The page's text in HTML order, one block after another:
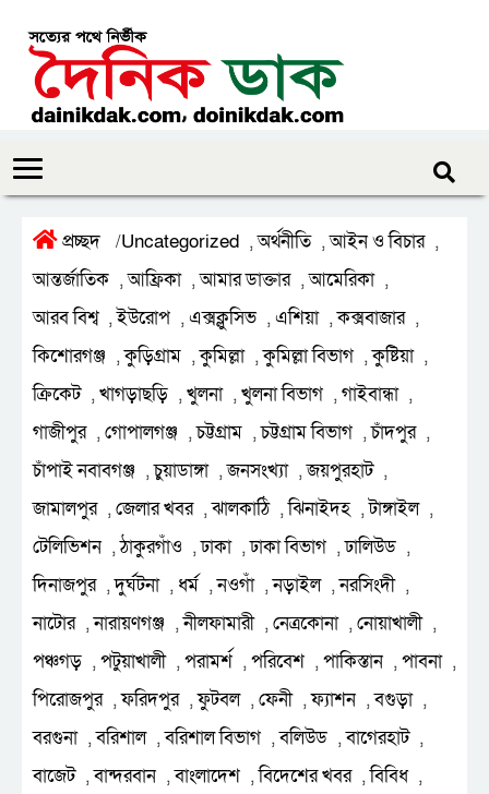
প্রচ্ছদ /Uncategorized ,অর্থনীতি ,আইন ও বিচার ,
আন্তর্জাতিক ,আফ্রিকা ,আমার ডাক্তার ,আমেরিকা ,
আরব বিশ্ব ,ইউরোপ ,এক্সক্লুসিভ ,এশিয়া ,কক্সবাজার ,
কিশোরগঞ্জ ,কুড়িগ্রাম ,কুমিল্লা ,কুমিল্লা বিভাগ ,কুষ্টিয়া ,
ক্রিকেট ,খাগড়াছড়ি ,খুলনা ,খুলনা বিভাগ ,গাইবান্ধা ,
গাজীপুর ,গোপালগঞ্জ ,চট্টগ্রাম ,চট্টগ্রাম বিভাগ ,চাঁদপুর ,
চাঁপাই নবাবগঞ্জ ,চুয়াডাঙ্গা ,জনসংখ্যা ,জয়পুরহাট ,
জামালপুর ,জেলার খবর ,ঝালকাঠি ,ঝিনাইদহ ,টাঙ্গাইল ,
টেলিভিশন ,ঠাকুরগাঁও ,ঢাকা ,ঢাকা বিভাগ ,ঢালিউড ,
দিনাজপুর ,দুর্ঘটনা , ধর্ম ,নওগাঁ ,নড়াইল ,নরসিংদী ,
নাটোর ,নারায়ণগঞ্জ ,নীলফামারী ,নেত্রকোনা ,নোয়াখালী ,
পঞ্চগড় ,পটুয়াখালী ,পরামর্শ ,পরিবেশ ,পাকিস্তান ,পাবনা ,
পিরোজপুর ,ফরিদপুর ,ফুটবল ,ফেনী ,ফ্যাশন ,বগুড়া ,
বরগুনা ,বরিশাল ,বরিশাল বিভাগ ,বলিউড ,বাগেরহাট ,
বাজেট ,বান্দরবান ,বাংলাদেশ ,বিদেশের খবর ,বিবিধ ,